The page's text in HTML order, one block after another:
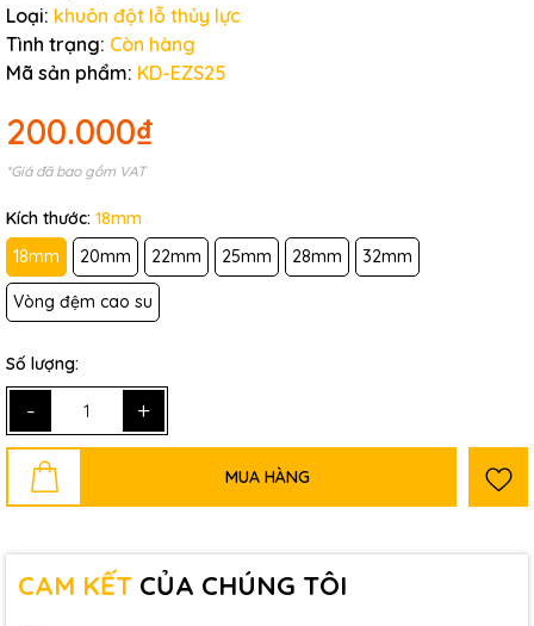
Loại: khuôn đột lỗ thủy lực
Tình trạng: Còn hàng
Mã sản phẩm: KD-EZS25
200.000₫
*Giá đã bao gồm VAT
Kích thước: 18mm
18mm
20mm 22mm 25mm 28mm 32mm
Vòng đệm cao su
Số lượng:
- +
MUA HÀNG
CAM KẾT CỦA CHÚNG TÔI